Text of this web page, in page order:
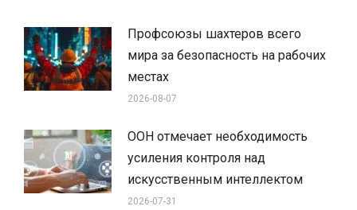
Профсоюзы шахтеров всего
мира за безопасность на рабочих
местах
2026-08-07
ООН отмечает необходимость
усиления контроля над
искусственным интеллектом
2026-07-31